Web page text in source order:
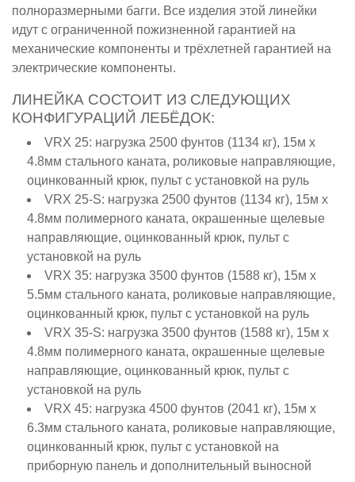
полноразмерными багги. Все изделия этой линейки
идут с ограниченной пожизненной гарантией на
механические компоненты и трёхлетней гарантией на
электрические компоненты.
ЛИНЕЙКА СОСТОИТ ИЗ СЛЕДУЮЩИХ
КОНФИГУРАЦИЙ ЛЕБЁДОК:
VRX 25: нагрузка 2500 фунтов (1134 кг), 15м x
4.8мм стального каната, роликовые направляющие,
оцинкованный крюк, пульт с установкой на руль
VRX 25-S: нагрузка 2500 фунтов (1134 кг), 15м x
4.8мм полимерного каната, окрашенные щелевые
направляющие, оцинкованный крюк, пульт с
установкой на руль
VRX 35: нагрузка 3500 фунтов (1588 кг), 15м x
5.5мм стального каната, роликовые направляющие,
оцинкованный крюк, пульт с установкой на руль
VRX 35-S: нагрузка 3500 фунтов (1588 кг), 15м x
4.8мм полимерного каната, окрашенные щелевые
направляющие, оцинкованный крюк, пульт с
установкой на руль
VRX 45: нагрузка 4500 фунтов (2041 кг), 15м x
6.3мм стального каната, роликовые направляющие,
оцинкованный крюк, пульт с установкой на
приборную панель и дополнительный выносной